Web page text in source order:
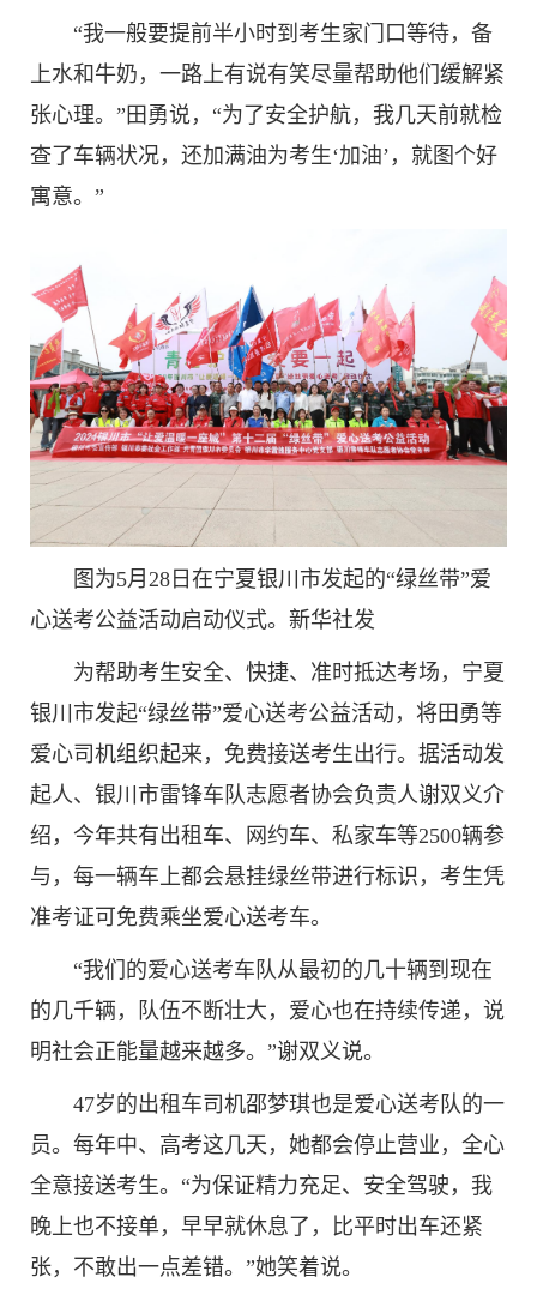
“我一般要提前半小时到考生家门口等待，备
上水和牛奶，一路上有说有笑尽量帮助他们缓解紧
张心理。”田勇说，“为了安全护航，我几天前就检
查了车辆状况，还加满油为考生‘加油’，就图个好
寓意。”
图为5月28日在宁夏银川市发起的“绿丝带”爱
心送考公益活动启动仪式。新华社发
为帮助考生安全、快捷、准时抵达考场，宁夏
银川市发起“绿丝带”爱心送考公益活动，将田勇等
爱心司机组织起来，免费接送考生出行。据活动发
起人、银川市雷锋车队志愿者协会负责人谢双义介
绍，今年共有出租车、网约车、私家车等2500辆参
与，每一辆车上都会悬挂绿丝带进行标识，考生凭
准考证可免费乘坐爱心送考车。
“我们的爱心送考车队从最初的几十辆到现在
的几千辆，队伍不断壮大，爱心也在持续传递，说
明社会正能量越来越多。”谢双义说。
47岁的出租车司机邵梦琪也是爱心送考队的一
员。每年中、高考这几天，她都会停止营业，全心
全意接送考生。“为保证精力充足、安全驾驶，我
晚上也不接单，早早就休息了，比平时出车还紧
张，不敢出一点差错。”她笑着说。